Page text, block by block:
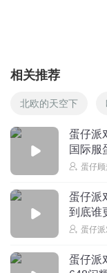
相关推荐
北欧的天空下
蛋仔派
国际服
蛋仔顾
蛋仔派
到底谁
破次元
蛋仔
蛋仔派